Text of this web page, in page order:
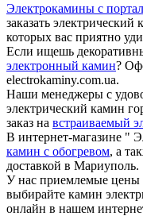
Электрокамины с
заказать
которых вас приятно
Если ищешь
электронный камин?
electrokaminy.com.ua.
Наши менеджеры с
электрический камин
заказ на встраиваемый
В интернет-магазине "
камин с обогревом, а
доставкой в Мариуполь.
У нас приемлемые цены
выбирайте камин
онлайн в нашем